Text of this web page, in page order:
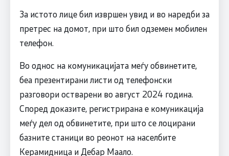
За истото лице бил извршен увид и во наредби за
претрес на домот, при што бил одземен мобилен
телефон.
Во однос на комуникацијата меѓу обвинетите,
беа презентирани листи од телефонски
разговори остварени во август 2024 година.
Според доказите, регистрирана е комуникација
меѓу дел од обвинетите, при што се лоцирани
базните станици во реонот на населбите
Керамидница и Дебар Маало.